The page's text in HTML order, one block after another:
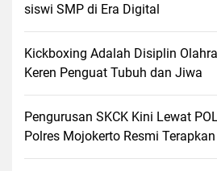
siswi SMP di Era Digital
Kickboxing Adalah Disiplin
Keren Penguat Tubuh dan Jiwa
Pengurusan SKCK Kini Lewat
Polres Mojokerto Resmi